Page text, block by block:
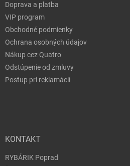
Doprava a platba
VIP program
Obchodné podmienky
Ochrana osobných údajov
Nákup cez Quatro
Odstúpenie od zmluvy
Postup pri reklamácií
KONTAKT
RYBÁRIK Poprad